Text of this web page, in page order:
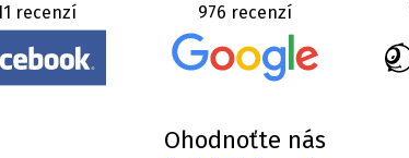
recenzí 976 recenzí
Ohodnoťte nás